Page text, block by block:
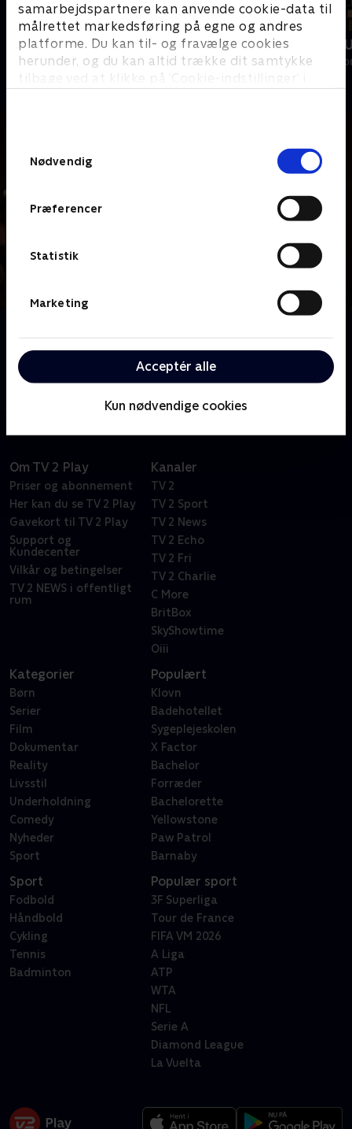
samarbejdspartnere kan anvende cookie-data til
målrettet markedsføring på egne og andres
platforme. Du kan til- og fravælge cookies
herunder, og du kan altid trække dit samtykke
tilbage ved at klikke på ’Cookie-indstillinger’ i
Nødvendig
Præferencer
Statistik
Marketing
Acceptér alle
Kun nødvendige cookies
Forræder
Reality • 4 sæsoner
Forræder -
Reality • 3
Natasha Brock får besøg af den eller de spillere, der
har forladt 'Forræder'. Her får de blandt andet
afsløret, hvem der gemmer sig 'Under kutten'.
Om TV 2 Play
Priser og abonnement
Her kan du se TV 2 Play
Gavekort til TV 2 Play
Support og
Kundecenter
Vilkår og betingelser
TV 2 NEWS i offentligt
rum
Kanaler
TV 2
TV 2 Sport
TV 2 News
TV 2 Echo
TV 2 Fri
TV 2 Charlie
C More
BritBox
SkyShowtime
Oiii
Kategorier
Børn
Serier
Film
Dokumentar
Reality
Livsstil
Underholdning
Comedy
Nyheder
Sport
Populært
Klovn
Badehotellet
Sygeplejeskolen
X Factor
Bachelor
Forræder
Bachelorette
Yellowstone
Paw Patrol
Barnaby
Sport
Fodbold
Håndbold
Cykling
Tennis
Badminton
Populær sport
3F Superliga
Tour de France
FIFA VM 2026
A Liga
ATP
WTA
NFL
Serie A
Diamond League
La Vuelta